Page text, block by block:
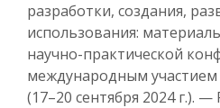
разработки, создания,
использования:
научно-практической
международным участием
(17–20 сентября 2024 г.).